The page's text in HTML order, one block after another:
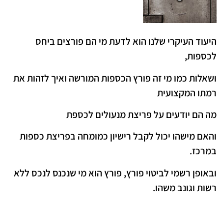
היעוד העיקרי שלנו הוא לדעת מי הם פורצים ביחס
לכספות,
ושאלות כמו מי זה פורץ הכספות המורשה ואיך לזהות את
רמתו המקצועית
מה הם יודעים על פריצת מנעולים לכספת
והאם מישהו יכול לקבל רישיון כמומחה בפריצת כספות
במרכז.
ובאופן רשמי לביטוי פורץ, פורץ הוא מי שנכנס לנכס ללא
רשות וגונב משהו.